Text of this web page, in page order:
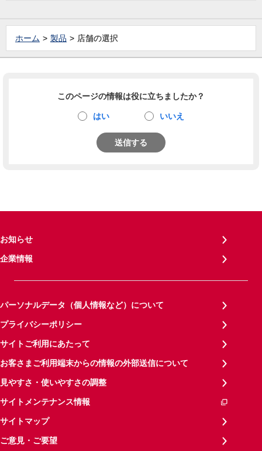
ホーム 製品 店舗の選択
このページの情報は役に立ちましたか？
はい いいえ
送信する
お知らせ
企業情報
パーソナルデータ（個人情報など）について
プライバシーポリシー
サイトご利用にあたって
お客さまご利用端末からの情報の外部送信について
見やすさ・使いやすさの調整
サイトメンテナンス情報
サイトマップ
ご意見・ご要望